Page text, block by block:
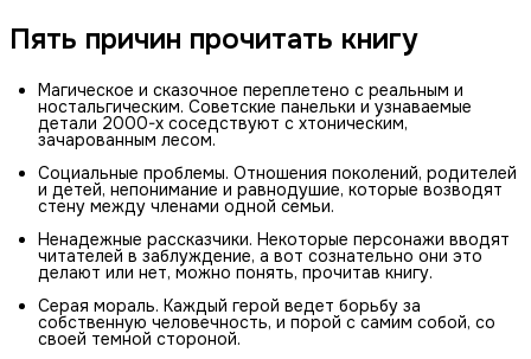
Пять причин прочитать книгу
Магическое и сказочное переплетено с реальным и
ностальгическим. Советские панельки и узнаваемые
детали 2000-х соседствуют с хтоническим,
зачарованным лесом.
Социальные проблемы. Отношения поколений, родителей
и детей, непонимание и равнодушие, которые возводят
стену между членами одной семьи.
Ненадежные рассказчики. Некоторые персонажи вводят
читателей в заблуждение, а вот сознательно они это
делают или нет, можно понять, прочитав книгу.
Серая мораль. Каждый герой ведет борьбу за
собственную человечность, и порой с самим собой, со
своей темной стороной.